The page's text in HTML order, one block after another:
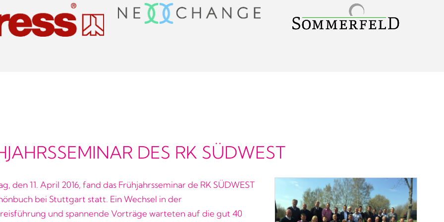
DES RK SÜDWEST
den 11. April 2016, fand das Frühjahrsseminar de RK SÜDWEST
bei Stuttgart statt. Ein Wechsel in der
und spannende Vorträge warteten auf die gut 40